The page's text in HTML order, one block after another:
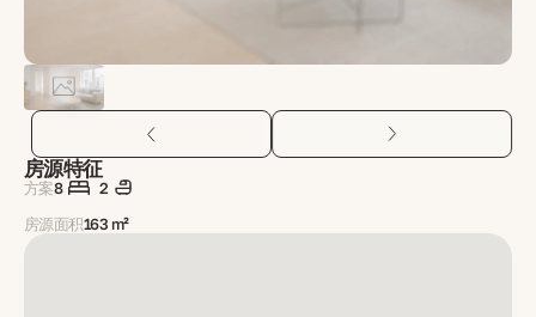
房源特征
方案8
2
房源面积163 m²